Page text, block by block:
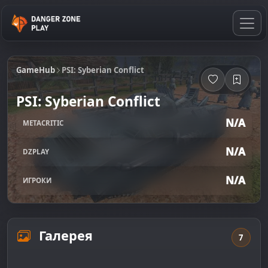
GameHub PSI: Syberian Conflict
PSI: Syberian Conflict
METACRITIC N/A
DZPLAY N/A
ИГРОКИ N/A
Галерея 7